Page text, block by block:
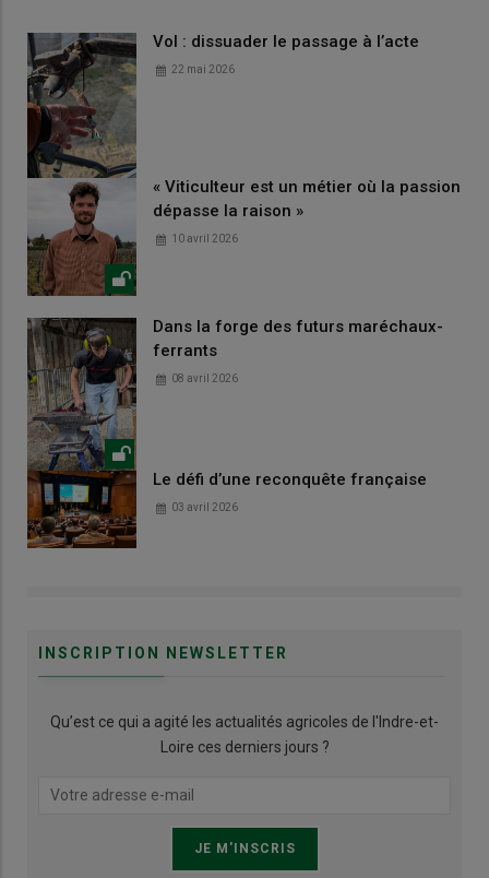
Vol : dissuader le passage à l’acte
22 mai 2026
« Viticulteur est un métier où la passion
dépasse la raison »
10 avril 2026
Dans la forge des futurs maréchaux-
ferrants
08 avril 2026
Le défi d’une reconquête française
03 avril 2026
INSCRIPTION NEWSLETTER
Qu’est ce qui a agité les actualités agricoles de l'Indre-et-
Loire ces derniers jours ?